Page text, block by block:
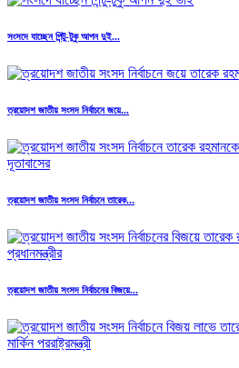
সংসদে যাচ্ছেন পিন্টু-টুকু আপন দুই...
ত্রয়োদশ জাতীয় সংসদ নির্বাচনে জয়ে...
ত্রয়োদশ জাতীয় সংসদ নির্বাচনে তারেক...
ত্রয়োদশ জাতীয় সংসদ নির্বাচনের বিজয়ে...